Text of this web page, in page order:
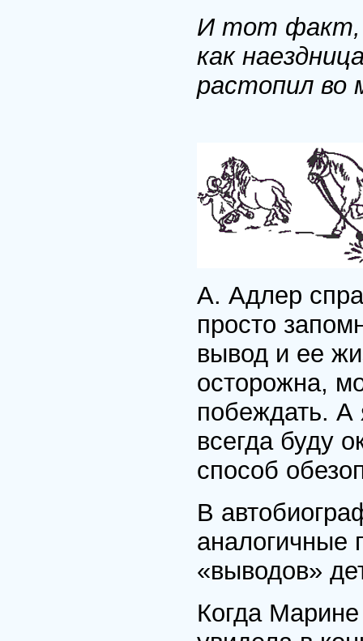
И тот факт,
как
растопил во
А. Адлер
просто
вывод и ее
осторожна,
побеждать. А
всегда буду
способ
В
аналогичные
«выводов»
Когда